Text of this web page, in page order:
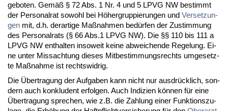
ge­bo­ten. Gemäß § 72 Abs. 1 Nr. 4 und 5 LPVG NW be­stimmt
der Per­so­nal­rat so­wohl bei Höher­grup­pie­run­gen und Ver­set­zun­
gen mit, d.h. der­ar­ti­ge Maßnah­men bedürfen der Zu­stim­mung
des Per­so­nal­rats (§ 66 Abs.1 LPVG NW). Die §§ 110 bis 111 a
LPVG NW ent­hal­ten in­so­weit kei­ne ab­wei­chen­de Re­ge­lung. Ei­
ne un­ter Miss­ach­tung die­ses Mit­be­stim­mungs­rechts um­ge­setz­
te Maßnah­me ist rechts­wid­rig.
Die Über­tra­gung der Auf­ga­ben kann nicht nur aus­drück­lich, son­
dern auch kon­klu­dent er­fol­gen. Auch In­di­zi­en können für ei­ne
Über­tra­gung spre­chen, wie z.B. die Zah­lung ei­ner Funk­ti­ons­zu­